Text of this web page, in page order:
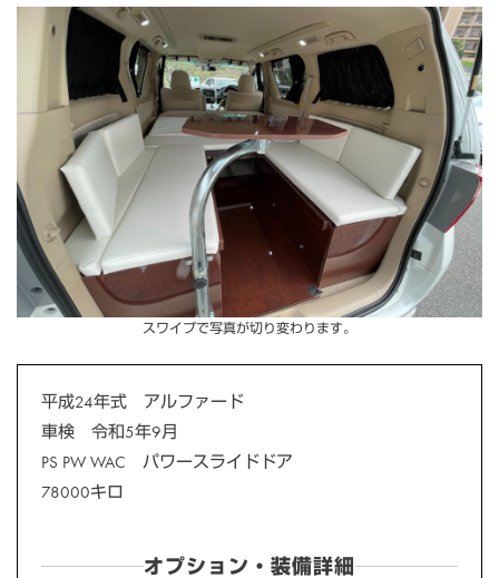
スワイプで写真が切り変わります。
平成24年式 アルファード
車検 令和5年9月
PS PW WAC パワースライドドア
78000キロ
オプション・装備詳細